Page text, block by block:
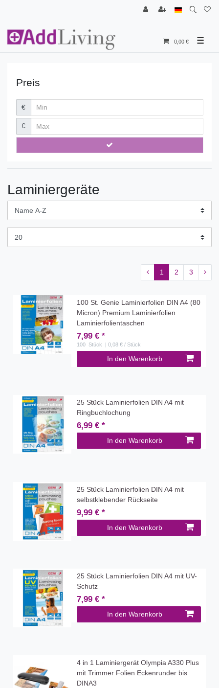
0,00 € ☰
Preis
€
€
Laminiergeräte
1 2 3
100 St. Genie Laminierfolien DIN A4 (80
Micron) Premium Laminierfolien
Laminierfolientaschen
7,99 € *
100 Stück | 0,08 € / Stück
In den Warenkorb
25 Stück Laminierfolien DIN A4 mit
Ringbuchlochung
6,99 € *
In den Warenkorb
25 Stück Laminierfolien DIN A4 mit
selbstklebender Rückseite
9,99 € *
In den Warenkorb
25 Stück Laminierfolien DIN A4 mit UV-
Schutz
7,99 € *
In den Warenkorb
4 in 1 Laminiergerät Olympia A330 Plus
mit Trimmer Folien Eckenrunder bis
DINA3